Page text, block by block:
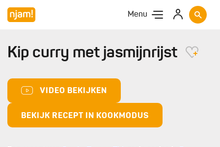
Menu
Kip curry met jasmijnrijst
VIDEO BEKIJKEN
BEKIJK RECEPT IN KOOKMODUS